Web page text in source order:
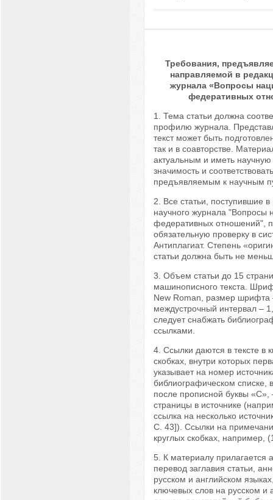
Требования,
направляемой в
журнала «Вопросы
федеративных
1. Тема статьи должна
профилю журнала.
текст может быть
так и в соавторстве.
актуальным и иметь научную
значимость и
предъявляемым к научным
2. Все статьи, поступившие
научного журнала "Вопросы
федеративных отношений",
обязательную проверку в
Антиплагиат. Степень
статьи должна быть не
3. Объем статьи до 15
машинописного текста.
New Roman, размер шрифта
междустрочный интервал –
следует снабжать
ссылками.
4. Ссылки даются в тексте в
скобках, внутри которых
указывает на номер
библиографическом списке,
после прописной буквы
страницы в источнике
ссылка на несколько
С. 43]). Ссылки на
круглых скобках, например,
5. К материалу прилагается
перевод заглавия статьи,
русском и английском
ключевых слов на русском и